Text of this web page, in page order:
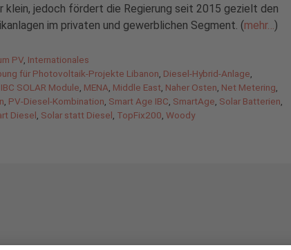
klein, jedoch fördert die Regierung seit 2015 gezielt den
im privaten und gewerblichen Segment. (mehr… )
PV Internationales
für Photovoltaik-Projekte Libanon Diesel-Hybrid-Anlage
IBC SOLAR Module MENA Middle East Naher Osten Net Metering
PV-Diesel-Kombination Smart Age IBC SmartAge Solar Batterien
Diesel Solar statt Diesel TopFix200 Woody